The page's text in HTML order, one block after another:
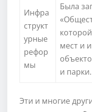
Инфра
структ
урные
рефор
мы
Была
мест и
и парки.
Эти и многие